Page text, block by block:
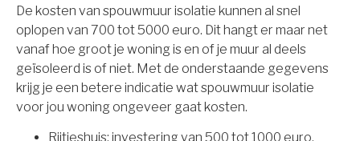
De kosten van spouwmuur isolatie kunnen al snel
oplopen van 700 tot 5000 euro. Dit hangt er maar net
vanaf hoe groot je woning is en of je muur al deels
geïsoleerd is of niet. Met de onderstaande gegevens
krijg je een betere indicatie wat spouwmuur isolatie
voor jou woning ongeveer gaat kosten.
Rijtjeshuis: investering van 500 tot 1000 euro,